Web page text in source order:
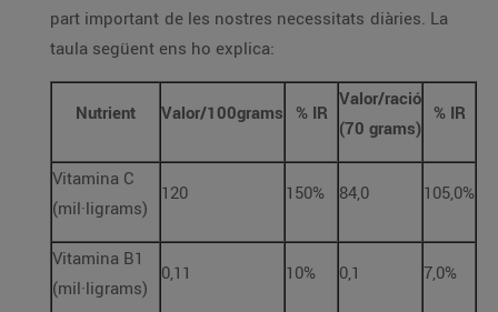
part important de les nostres necessitats diàries. La
taula següent ens ho explica:
Nutrient Valor/100grams % IR
Valor/ració
(70 grams)
% IR
Vitamina C
(mil·ligrams)
120 150% 84,0 105,0%
Vitamina B1
(mil·ligrams)
0,11 10% 0,1 7,0%